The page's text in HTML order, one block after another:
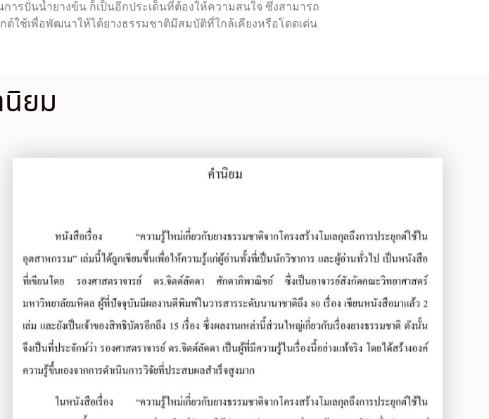
ารปั่นน้ำยางข้น ก็เป็นอีกประเด็นที่ต้องให้ความสนใจ ซึ่งสามารถ
ใช้เพื่อพัฒนาให้ได้ยางธรรมชาติมีสมบัติที่ใกล้เคียงหรือโดดเด่น
ยม